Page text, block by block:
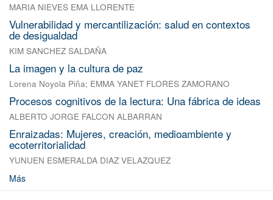
MARIA NIEVES EMA LLORENTE
Vulnerabilidad y mercantilización: salud en contextos
de desigualdad
KIM SANCHEZ SALDAÑA
La imagen y la cultura de paz
Lorena Noyola Piña; EMMA YANET FLORES ZAMORANO
Procesos cognitivos de la lectura: Una fábrica de ideas
ALBERTO JORGE FALCON ALBARRAN
Enraizadas: Mujeres, creación, medioambiente y
ecoterritorialidad
YUNUEN ESMERALDA DIAZ VELAZQUEZ
Más